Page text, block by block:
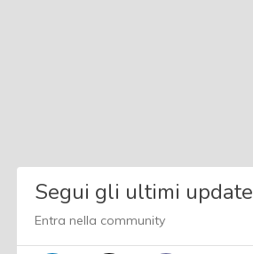
Segui gli ultimi update
Entra nella community